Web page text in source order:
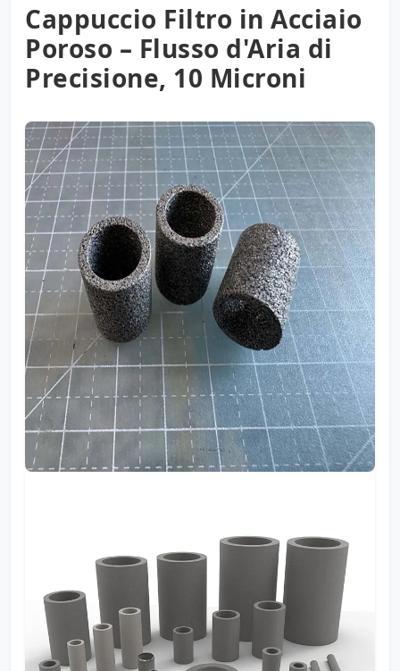
Cappuccio Filtro in Acciaio
Poroso – Flusso d'Aria di
Precisione, 10 Microni